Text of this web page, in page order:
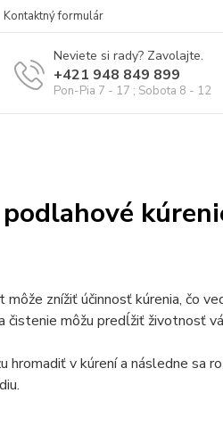
Kontaktný formulár
Neviete si rady? Zavolajte.
+421 948 849 899
Pon-Pia 7 - 17 ; Sobota 8 - 12
môže znížiť účinnosť kúrenia, čo
čistenie môžu predĺžiť životnosť
hromadiť v kúrení a následne sa